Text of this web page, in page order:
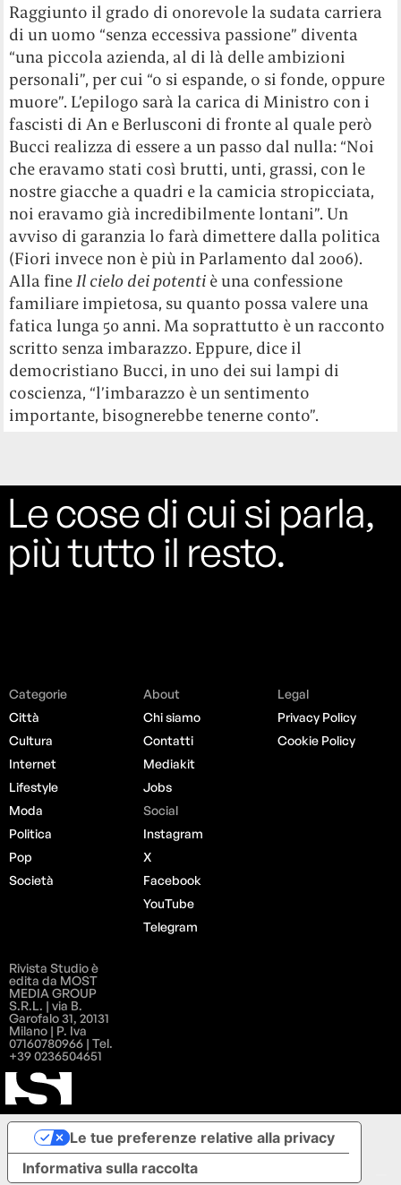
Raggiunto il grado di onorevole la sudata carriera
di un uomo “senza eccessiva passione” diventa
“una piccola azienda, al di là delle ambizioni
personali”, per cui “o si espande, o si fonde, oppure
muore”. L’epilogo sarà la carica di Ministro con i
fascisti di An e Berlusconi di fronte al quale però
Bucci realizza di essere a un passo dal nulla: “Noi
che eravamo stati così brutti, unti, grassi, con le
nostre giacche a quadri e la camicia stropicciata,
noi eravamo già incredibilmente lontani”. Un
avviso di garanzia lo farà dimettere dalla politica
(Fiori invece non è più in Parlamento dal 2006).
Alla fine Il cielo dei potenti è una confessione
familiare impietosa, su quanto possa valere una
fatica lunga 50 anni. Ma soprattutto è un racconto
scritto senza imbarazzo. Eppure, dice il
democristiano Bucci, in uno dei sui lampi di
coscienza, “l’imbarazzo è un sentimento
importante, bisognerebbe tenerne conto”.
Le cose di cui si parla,
più tutto il resto.
Categorie
Città
Cultura
Internet
Lifestyle
Moda
Politica
Pop
Società
About
Chi siamo
Contatti
Mediakit
Jobs
Social
Instagram
X
Facebook
YouTube
Telegram
Legal
Privacy Policy
Cookie Policy
Rivista Studio è
edita da MOST
MEDIA GROUP
S.R.L. | via B.
Garofalo 31, 20131
Milano | P. Iva
07160780966 | Tel.
+39 0236504651
Informativa sulla raccolta
Le tue preferenze relative alla privacy